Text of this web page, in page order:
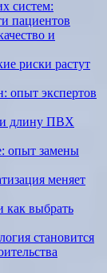
систем:
пациентов
и
риски растут
опыт экспертов
и длину ПВХ
опыт замены
меняет
как выбрать
становится